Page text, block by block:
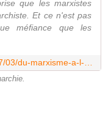
que les marxistes
Et ce n'est pas
méfiance que les